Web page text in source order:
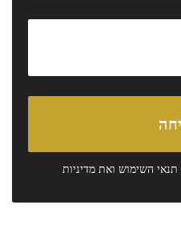
תנאי השימוש ואת מדיניות